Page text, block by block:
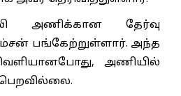
அணிக்கான தேர்வு
பங்கேற்றுள்ளார். அந்த
வெளியானபோது, அணியில்